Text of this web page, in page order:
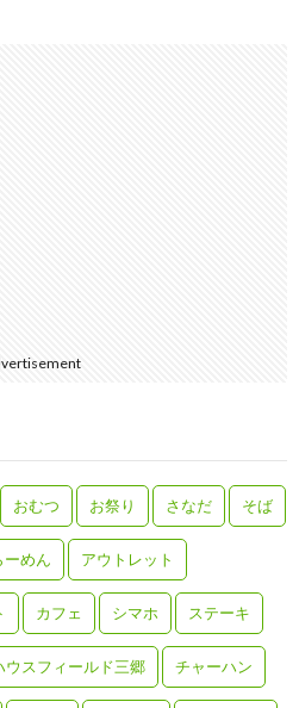
おむつ お祭り さなだ そば
ーめん アウトレット
カフェ シマホ ステーキ
ウスフィールド三郷 チャーハン